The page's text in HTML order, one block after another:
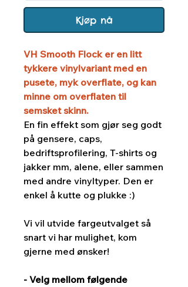
Kjøp nå
VH Smooth Flock er en litt
tykkere vinylvariant med en
pusete, myk overflate, og kan
minne om overflaten til
semsket skinn.
En fin effekt som gjør seg godt
på gensere, caps,
bedriftsprofilering, T-shirts og
jakker mm, alene, eller sammen
med andre vinyltyper. Den er
enkel å kutte og plukke :)
Vi vil utvide fargeutvalget så
snart vi har mulighet, kom
gjerne med ønsker!
- Velg mellom følgende